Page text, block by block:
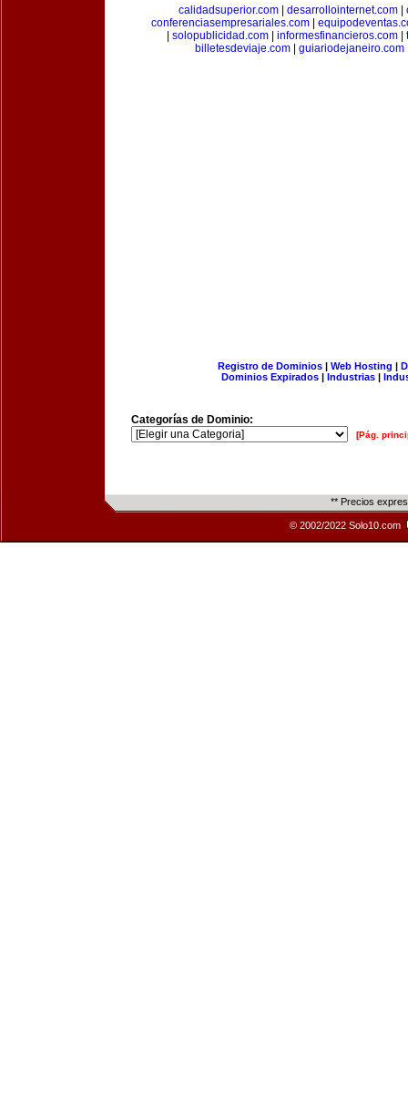
calidadsuperior.com| desarrollointernet.com|
conferenciasempresariales.com
solopublicidad.com| informesfinancieros.com|
billetesdeviaje.com| guiariodejaneiro.com
Registro de Dominios| Web Hosting |
Dominios Expirados | Industrias |
Categorías de Dominio:
[Pág.
** Precios
© 2002/2022 Solo10.com